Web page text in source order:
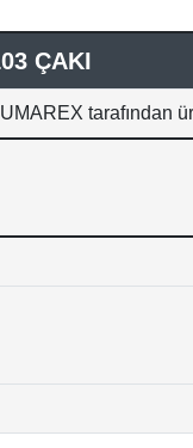
ÇAKI
tarafından